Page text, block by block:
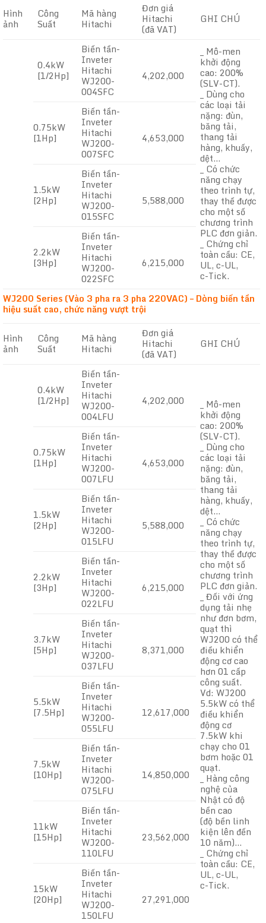
Hình
ảnh
Công
Suất
Mã hàng
Hitachi
Đơn giá
Hitachi
(đã VAT)
GHI CHÚ
0.4kW
[1/2Hp]
Biến tần-
Inveter
Hitachi
WJ200-
004SFC
4,202,000
_ Mô-men
khởi động
cao: 200%
(SLV-CT).
_ Dùng cho
các loại tải
nặng: đùn,
băng tải,
thang tải
hàng, khuấy,
dệt…
_ Có chức
năng chạy
theo trình tự,
thay thế được
cho một số
chương trình
PLC đơn giản.
_ Chứng chỉ
toàn cầu: CE,
UL, c-UL,
c-Tick.
0.75kW
[1Hp]
Biến tần-
Inveter
Hitachi
WJ200-
007SFC
4,653,000
1.5kW
[2Hp]
Biến tần-
Inveter
Hitachi
WJ200-
015SFC
5,588,000
2.2kW
[3Hp]
Biến tần-
Inveter
Hitachi
WJ200-
022SFC
6,215,000
WJ200 Series (Vào 3 pha ra 3 pha 220VAC) – Dòng biến tần
hiệu suất cao, chức năng vượt trội
Hình
ảnh
Công
Suất
Mã hàng
Hitachi
Đơn giá
Hitachi
(đã VAT)
GHI CHÚ
0.4kW
[1/2Hp]
Biến tần-
Inveter
Hitachi
WJ200-
004LFU
4,202,000 _ Mô-men
khởi động
cao: 200%
(SLV-CT).
_ Dùng cho
các loại tải
nặng: đùn,
băng tải,
thang tải
hàng, khuấy,
dệt…
_ Có chức
năng chạy
theo trình tự,
thay thế được
cho một số
chương trình
PLC đơn giản.
_ Đối với ứng
dụng tải nhẹ
như đơn bơm,
quạt thì
WJ200 có thể
điều khiển
động cơ cao
hơn 01 cấp
công suất.
Vd: WJ200
5.5kW có thể
điều khiển
động cơ
7.5kW khi
chạy cho 01
bơm hoặc 01
quạt.
_ Hàng công
nghệ của
Nhật có độ
bền cao
(độ bền linh
kiện lên đến
10 năm)…
_ Chứng chỉ
toàn cầu: CE,
UL, c-UL,
c-Tick.
0.75kW
[1Hp]
Biến tần-
Inveter
Hitachi
WJ200-
007LFU
4,653,000
1.5kW
[2Hp]
Biến tần-
Inveter
Hitachi
WJ200-
015LFU
5,588,000
2.2kW
[3Hp]
Biến tần-
Inveter
Hitachi
WJ200-
022LFU
6,215,000
3.7kW
[5Hp]
Biến tần-
Inveter
Hitachi
WJ200-
037LFU
8,371,000
5.5kW
[7.5Hp]
Biến tần-
Inveter
Hitachi
WJ200-
055LFU
12,617,000
7.5kW
[10Hp]
Biến tần-
Inveter
Hitachi
WJ200-
075LFU
14,850,000
11kW
[15Hp]
Biến tần-
Inveter
Hitachi
WJ200-
110LFU
23,562,000
15kW
[20Hp]
Biến tần-
Inveter
Hitachi
WJ200-
150LFU
27,291,000